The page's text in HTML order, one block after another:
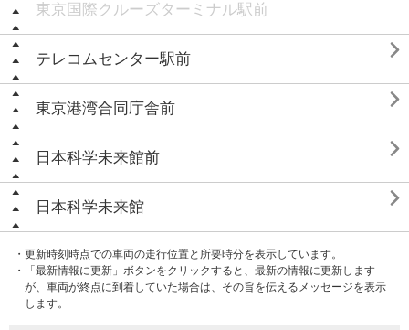
東京国際クルーズターミナル駅前
テレコムセンター駅前 
東京港湾合同庁舎前 
日本科学未来館前 
日本科学未来館 
・更新時刻時点での車両の走行位置と所要時分を表示しています。
・「最新情報に更新」ボタンをクリックすると、最新の情報に更新します
が、車両が終点に到着していた場合は、その旨を伝えるメッセージを表示
します。